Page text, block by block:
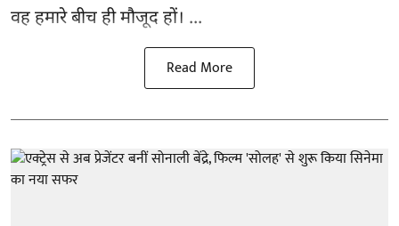
वह हमारे बीच ही मौजूद हों। ...
Read More